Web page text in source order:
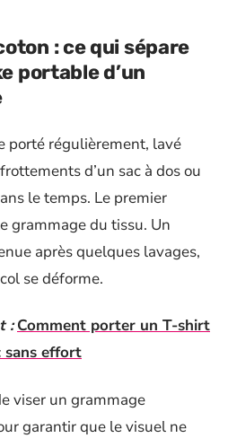
: ce qui sépare
portable d’un
porté régulièrement, lavé
d’un sac à dos ou
le temps. Le premier
grammage du tissu. Un
après quelques lavages,
se déforme.
: Comment porter un T-shirt
sans effort
viser un grammage
garantir que le visuel ne